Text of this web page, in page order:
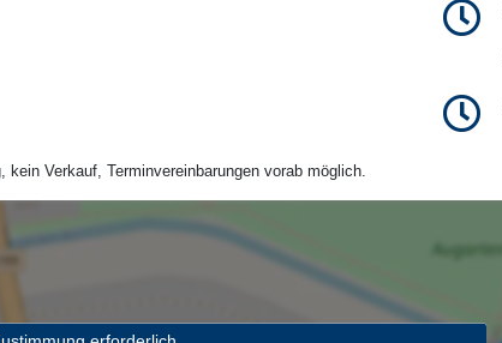
Verkauf, Terminvereinbarungen vorab möglich.